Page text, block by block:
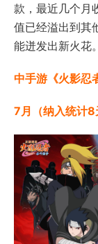
款，最近几个月
值已经溢出到其
能迸发出新火花。
中手游《火影忍
7月（纳入统计